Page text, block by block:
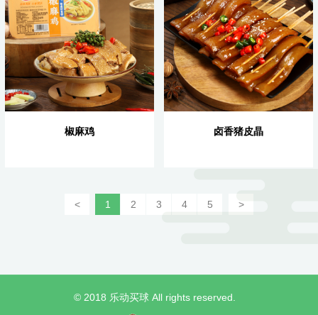
椒麻鸡 卤香猪皮晶
< 1 2 3 4 5 >
© 2018 乐动买球 All rights reserved.